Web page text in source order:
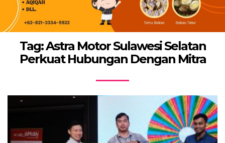
Tag: Astra Motor Sulawesi Selatan
Perkuat Hubungan Dengan Mitra